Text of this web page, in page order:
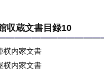
収蔵文書目録10
横内家文書
横内家文書